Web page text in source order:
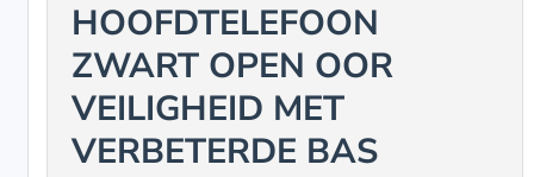
HOOFDTELEFOON
ZWART OPEN OOR
VEILIGHEID MET
VERBETERDE BAS